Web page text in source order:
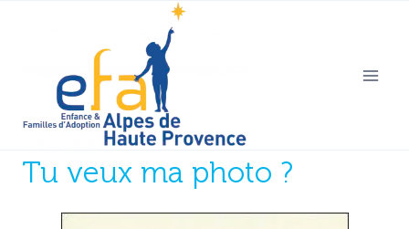
contenu
Tu veux ma photo ?